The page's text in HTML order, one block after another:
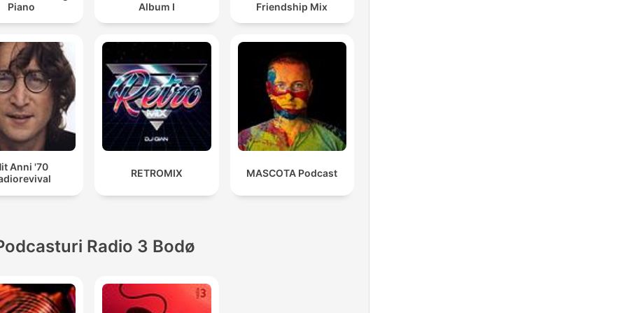
Piano
Album I
Friendship Mix
Anni '70
RETROMIX MASCOTA Podcast
Radio 3 Bodø